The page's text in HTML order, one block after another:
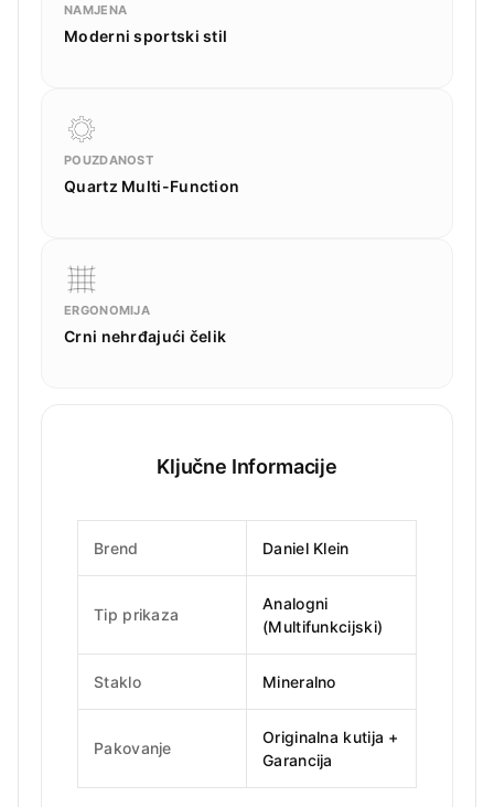
NAMJENA
Moderni sportski stil
POUZDANOST
Quartz Multi-Function
ERGONOMIJA
Crni nehrđajući čelik
Ključne Informacije
Brend Daniel Klein
Tip prikaza
Analogni
(Multifunkcijski)
Staklo Mineralno
Pakovanje
Originalna kutija +
Garancija